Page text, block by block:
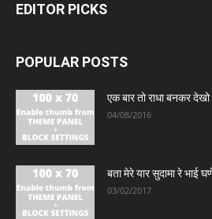
EDITOR PICKS
POPULAR POSTS
एक बार तो राधा बनकर देखो
04/08/2016
बता मेरे यार सुदामा रे भाई
03/02/2017